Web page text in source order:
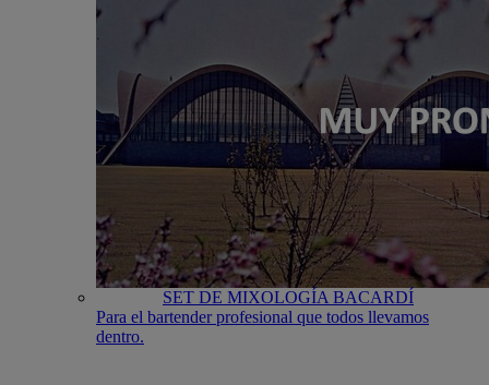
SET DE MIXOLOGÍA BACARDÍ
Para el bartender profesional que todos llevamos
dentro.